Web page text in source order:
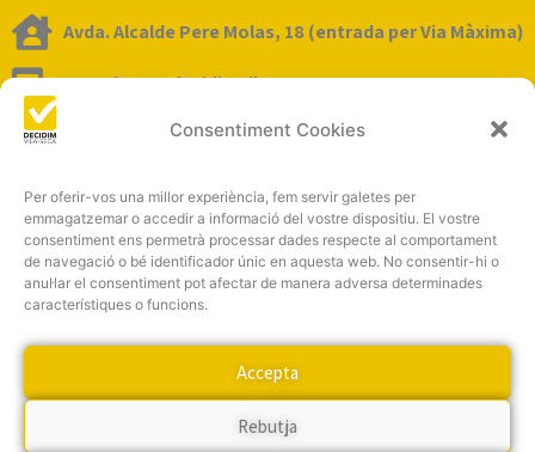
Consentiment Cookies
Per oferir-vos una millor experiència, fem servir galetes per
emmagatzemar o accedir a informació del vostre dispositiu. El vostre
consentiment ens permetrà processar dades respecte al comportament
de navegació o bé identificador únic en aquesta web. No consentir-hi o
anul·lar el consentiment pot afectar de manera adversa determinades
característiques o funcions.
Accepta
Rebutja
Avda. Alcalde Pere Molas, 18 (entrada per Via Màxima)
tescoltem@decidimvila-seca.cat
Click to accept màrqueting cookies and